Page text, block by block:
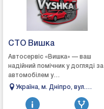
СТО Вишка
Автосервіс «Вишка» — ваш
надійний помічник у догляді за
автомобілем у
ДніпріАвтосервіс «Вишка» у
якісному ремонті т...
Україна, м. Дніпро, вул.
Телевізійна 3